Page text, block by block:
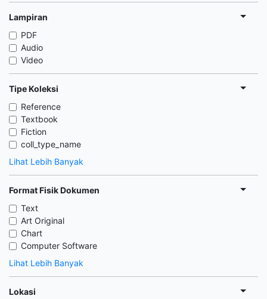
Lampiran
PDF
Audio
Video
Tipe Koleksi
Reference
Textbook
Fiction
coll_type_name
Lihat Lebih Banyak
Format Fisik Dokumen
Text
Art Original
Chart
Computer Software
Lihat Lebih Banyak
Lokasi